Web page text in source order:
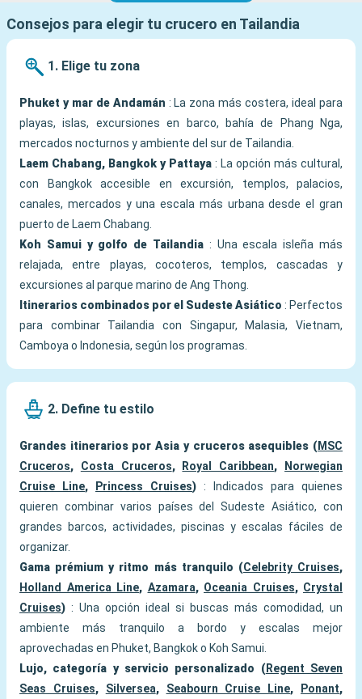
Consejos para elegir tu crucero en Tailandia
1. Elige tu zona
Phuket y mar de Andamán : La zona más costera, ideal para
playas, islas, excursiones en barco, bahía de Phang Nga,
mercados nocturnos y ambiente del sur de Tailandia.
Laem Chabang, Bangkok y Pattaya : La opción más cultural,
con Bangkok accesible en excursión, templos, palacios,
canales, mercados y una escala más urbana desde el gran
puerto de Laem Chabang.
Koh Samui y golfo de Tailandia : Una escala isleña más
relajada, entre playas, cocoteros, templos, cascadas y
excursiones al parque marino de Ang Thong.
Itinerarios combinados por el Sudeste Asiático : Perfectos
para combinar Tailandia con Singapur, Malasia, Vietnam,
Camboya o Indonesia, según los programas.
2. Define tu estilo
Grandes itinerarios por Asia y cruceros asequibles (MSC
Cruceros, Costa Cruceros, Royal Caribbean,
Norwegian
Cruise Line, Princess Cruises) : Indicados para quienes
quieren combinar varios países del Sudeste Asiático, con
grandes barcos, actividades, piscinas y escalas fáciles de
organizar.
Gama prémium y ritmo más tranquilo (Celebrity Cruises,
Holland America Line, Azamara, Oceania Cruises, Crystal
Cruises) : Una opción ideal si buscas más comodidad, un
ambiente más tranquilo a bordo y escalas mejor
aprovechadas en Phuket, Bangkok o Koh Samui.
Lujo, categoría y servicio personalizado (Regent Seven
Seas Cruises, Silversea, Seabourn Cruise Line, Ponant,